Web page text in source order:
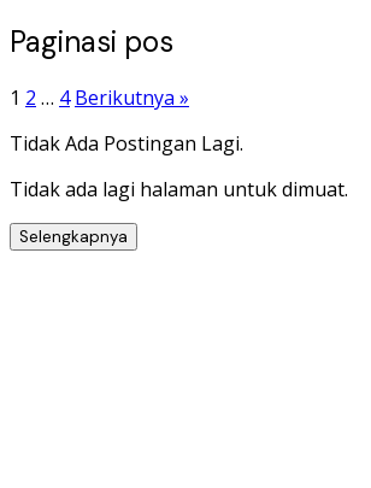
Paginasi pos
1 2 … 4 Berikutnya »
Tidak Ada Postingan Lagi.
Tidak ada lagi halaman untuk dimuat.
Selengkapnya